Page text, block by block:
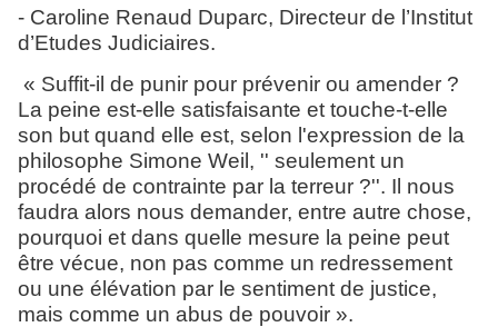
- Caroline Renaud Duparc, Directeur de l’Institut
d’Etudes Judiciaires.
« Suffit-il de punir pour prévenir ou amender ?
La peine est-elle satisfaisante et touche-t-elle
son but quand elle est, selon l'expression de la
philosophe Simone Weil, '' seulement un
procédé de contrainte par la terreur ?''. Il nous
faudra alors nous demander, entre autre chose,
pourquoi et dans quelle mesure la peine peut
être vécue, non pas comme un redressement
ou une élévation par le sentiment de justice,
mais comme un abus de pouvoir ».